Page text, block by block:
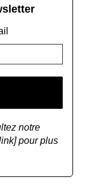
notre
pour plus